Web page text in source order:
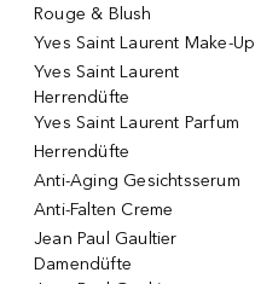
Rouge & Blush
Yves Saint Laurent Make-Up
Yves Saint Laurent
Herrendüfte
Yves Saint Laurent Parfum
Herrendüfte
Anti-Aging Gesichtsserum
Anti-Falten Creme
Jean Paul Gaultier
Damendüfte